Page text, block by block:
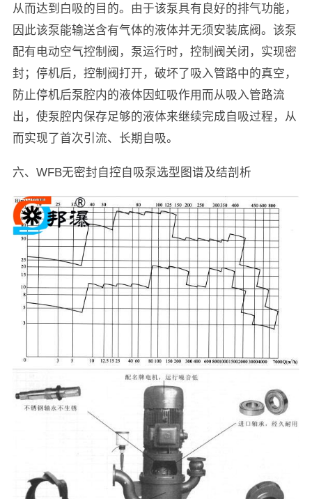
从而达到白吸的目的。由于该泵具有良好的排气功能，
因此该泵能输送含有气体的液体并无须安装底阀。该泵
配有电动空气控制阀，泵运行时，控制阀关闭，实现密
封；停机后，控制阀打开，破坏了吸入管路中的真空，
防止停机后泵腔内的液体因虹吸作用而从吸入管路流
出，使泵腔内保存足够的液体来继续完成自吸过程，从
而实现了首次引流、长期自吸。
六、WFB无密封自控自吸泵选型图谱及结剖析